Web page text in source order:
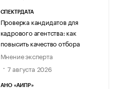
СПЕКТРДАТА
Проверка кандидатов для
кадрового агентства: как
повысить качество отбора
Мнение эксперта
7 августа 2026
АНО «АИПР»